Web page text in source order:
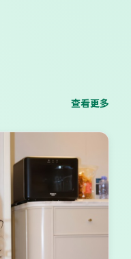
查看更多